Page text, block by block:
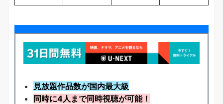
見放題作品数が国内最大級
同時に4人まで同時視聴が可能！